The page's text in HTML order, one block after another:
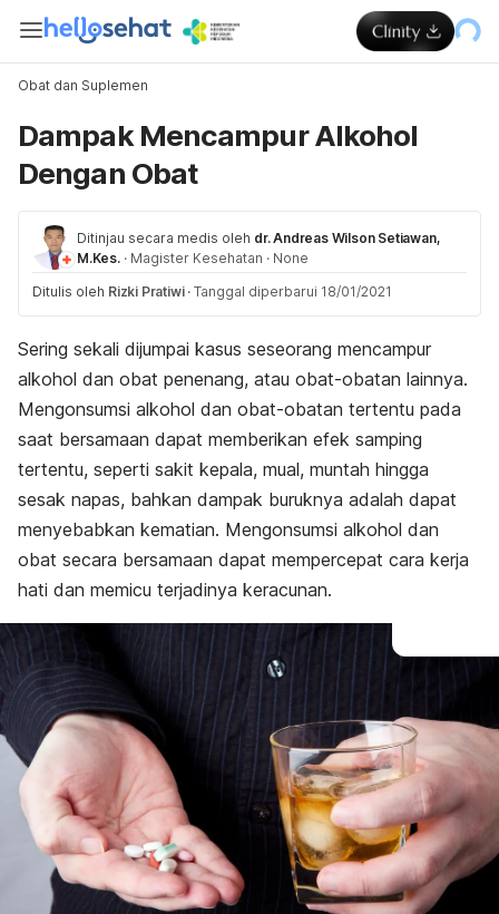
Obat dan Suplemen
Dampak Mencampur Alkohol
Dengan Obat
Ditinjau secara medis oleh dr. Andreas Wilson Setiawan,
M.Kes. · Magister Kesehatan · None
Ditulis oleh Rizki Pratiwi · Tanggal diperbarui 18/01/2021
Sering sekali dijumpai kasus seseorang mencampur
alkohol dan obat penenang, atau obat-obatan lainnya.
Mengonsumsi alkohol dan obat-obatan tertentu pada
saat bersamaan dapat memberikan efek samping
tertentu, seperti sakit kepala, mual, muntah hingga
sesak napas, bahkan dampak buruknya adalah dapat
menyebabkan kematian. Mengonsumsi alkohol dan
obat secara bersamaan dapat mempercepat cara kerja
hati dan memicu terjadinya keracunan.